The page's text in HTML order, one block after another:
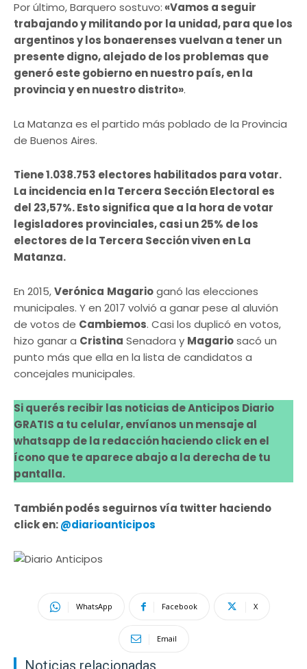
Por último, Barquero sostuvo: «Vamos a seguir
trabajando y militando por la unidad, para que los
argentinos y los bonaerenses vuelvan a tener un
presente digno, alejado de los problemas que
generó este gobierno en nuestro país, en la
provincia y en nuestro distrito».
La Matanza es el partido más poblado de la Provincia
de Buenos Aires.
Tiene 1.038.753 electores habilitados para votar.
La incidencia en la Tercera Sección Electoral es
del 23,57%. Esto significa que a la hora de votar
legisladores provinciales, casi un 25% de los
electores de la Tercera Sección viven en La
Matanza.
En 2015,Verónica Magarioganó las elecciones
municipales. Y en 2017 volvió a ganar pese al aluvión
de votos de Cambiemos. Casi los duplicó en votos,
hizo ganar a Cristina Senadora y Magariosacó un
punto más que ella en la lista de candidatos a
concejales municipales.
Si querés recibir las noticias de Anticipos Diario
GRATIS a tu celular, envíanos un mensaje al
whatsapp de la redacción haciendo click en el
ícono que te aparece abajo a la derecha de tu
pantalla.
También podés seguirnos vía twitter haciendo
click en:@diarioanticipos
WhatsApp Facebook X
Email
Noticias relacionadas